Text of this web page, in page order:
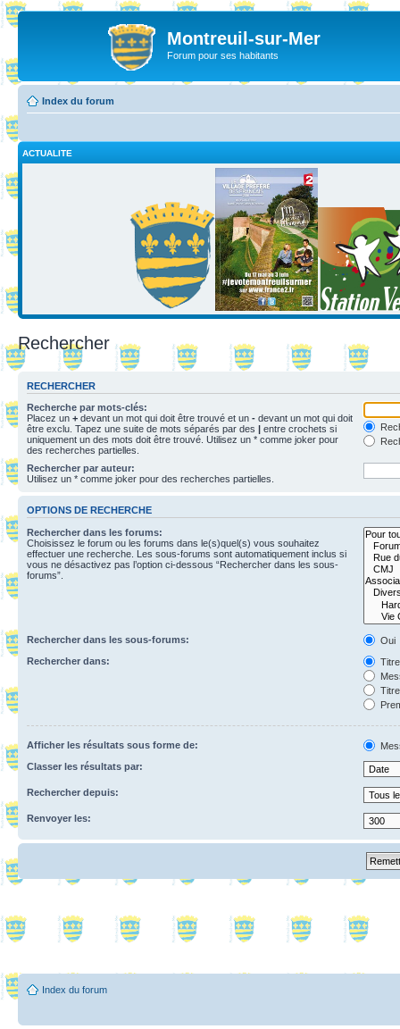
Montreuil-sur-Mer
Forum pour ses habitants
Index du forum
ACTUALITE
Rechercher
RECHERCHER
Recherche par mots-clés:
Placez un + devant un mot qui doit être trouvé et un - devant un mot qui doit
être exclu. Tapez une suite de mots séparés par des | entre crochets si
uniquement un des mots doit être trouvé. Utilisez un * comme joker pour
des recherches partielles.
Rechercher par auteur:
Utilisez un * comme joker pour des recherches partielles.
OPTIONS DE RECHERCHE
Rechercher dans les forums:
Choisissez le forum ou les forums dans le(s)quel(s) vous souhaitez
effectuer une recherche. Les sous-forums sont automatiquement inclus si
vous ne désactivez pas l’option ci-dessous “Rechercher dans les sous-
forums”.
Rechercher dans les sous-forums:
Oui
Rechercher dans:
Afficher les résultats sous forme de:
Classer les résultats par:
Rechercher depuis:
Renvoyer les:
Index du forum